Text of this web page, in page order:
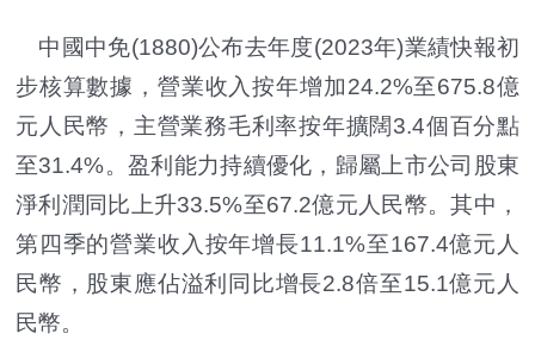
中國中免(1880)公布去年度(2023年)業績快報初
步核算數據，營業收入按年增加24.2%至675.8億
元人民幣，主營業務毛利率按年擴闊3.4個百分點
至31.4%。盈利能力持續優化，歸屬上市公司股東
淨利潤同比上升33.5%至67.2億元人民幣。其中，
第四季的營業收入按年增長11.1%至167.4億元人
民幣，股東應佔溢利同比增長2.8倍至15.1億元人
民幣。